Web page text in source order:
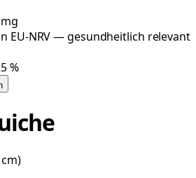
mg
EU-NRV — gesundheitlich relevant
%